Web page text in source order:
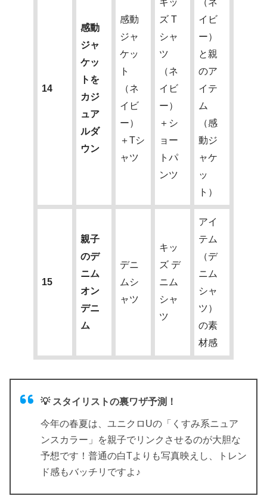
14
感動
ジャ
ケッ
トを
カジ
ュア
ルダ
ウン
感動
ジャ
ケッ
ト
（ネ
イビ
ー）
＋Tシ
ャツ
ズ T
シャ
ツ
（ネ
イビ
ー）
＋シ
ョー
トパ
ンツ
イビ
ー）
と親
のア
イテ
ム
（感
動ジ
ャケ
ッ
ト）
15
親子
のデ
ニム
オン
デニ
ム
デニ
ムシ
ャツ
キッ
ズ デ
ニム
シャ
ツ
アイ
テム
（デ
ニム
シャ
ツ）
の素
材感
💡 スタイリストの裏ワザ予測！
今年の春夏は、ユニクロUの「くすみ系ニュア
ンスカラー」を親子でリンクさせるのが大胆な
予想です！普通の白Tよりも写真映えし、トレン
ド感もバッチリですよ♪